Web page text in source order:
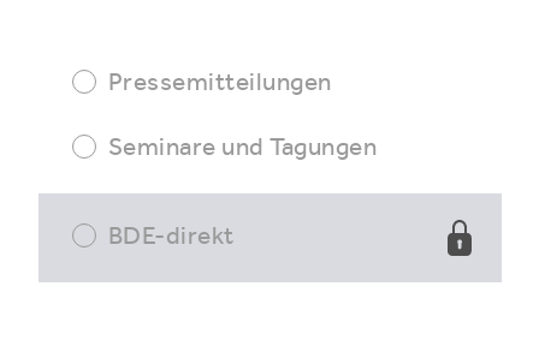
Pressemitteilungen
Seminare und Tagungen
BDE-direkt